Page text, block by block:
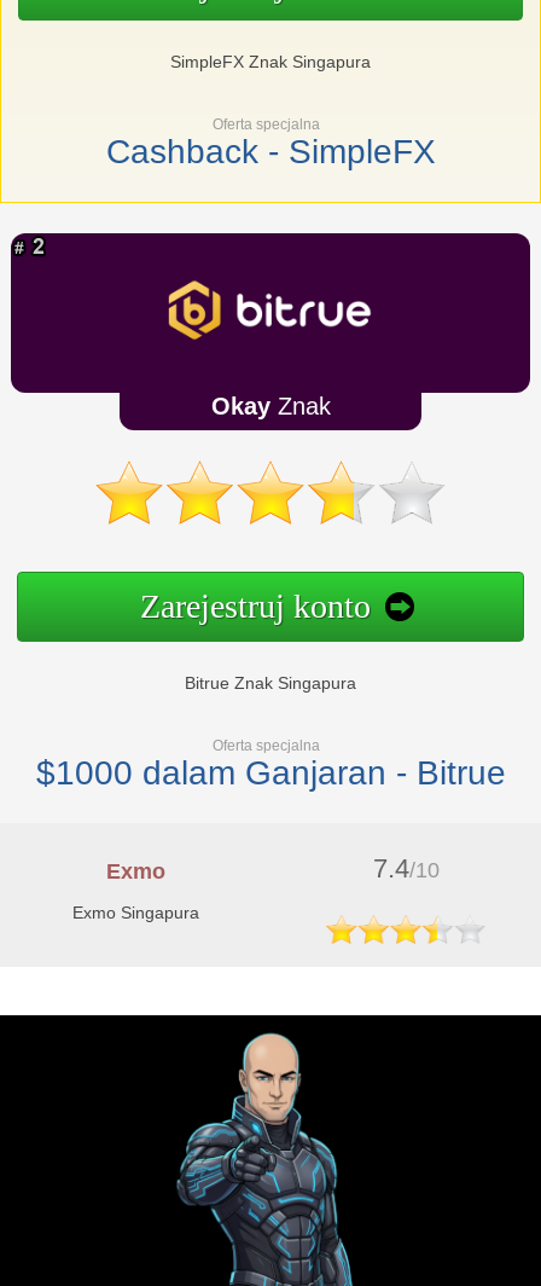
SimpleFX Znak Singapura
Oferta specjalna
Cashback - SimpleFX
OkayZnak
Zarejestruj konto
Bitrue Znak Singapura
Oferta specjalna
$1000 dalam Ganjaran - Bitrue
Exmo 7.4/10
Exmo Singapura